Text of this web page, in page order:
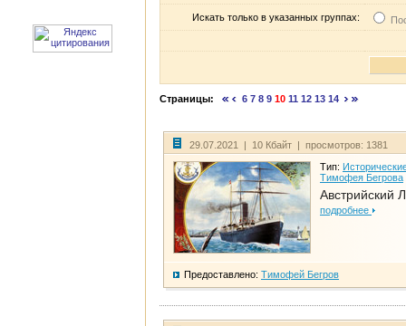
Искать только в указанных группах:
Страницы: 6 7 8 9 10 11 12 13 14
29.07.2021 | 10 Кбайт | просмотров: 1381
Тип:
Тимофея Бегрова
Австрийский
подробнее
Предоставлено: Тимофей Бегров